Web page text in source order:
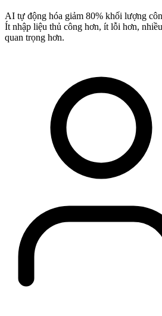
AI tự động hóa giảm 80% khối lượng
Ít nhập liệu thủ công hơn, ít lỗi hơn,
quan trọng hơn.